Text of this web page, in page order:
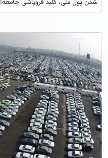
شدن پول ملی، کلید فروپاشی جامعه!